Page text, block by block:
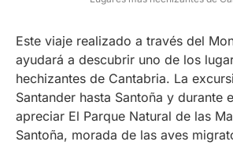
Este viaje realizado a través del
ayudará a descubrir uno de los
hechizantes de Cantabria. La
Santander hasta Santoña y durante
apreciar El Parque Natural de las
Santoña, morada de las aves